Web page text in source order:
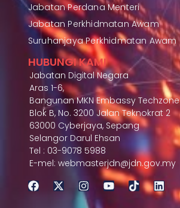
Jabatan Perdana Menteri
Jabatan Perkhidmatan Awam
Suruhanjaya Perkhidmatan Awam
HUBUNGI KAMI
Jabatan Digital Negara
Aras 1-6,
Bangunan MKN Embassy Techzone
Blok B, No. 3200 Jalan Teknokrat 2
63000 Cyberjaya, Sepang
Selangor Darul Ehsan
Tel : 03-9078 5988
E-mel: webmasterjdn@jdn.gov.my